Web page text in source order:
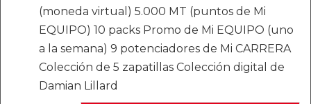
(moneda virtual) 5.000 MT (puntos de Mi
EQUIPO) 10 packs Promo de Mi EQUIPO (uno
a la semana) 9 potenciadores de Mi CARRERA
Colección de 5 zapatillas Colección digital de
Damian Lillard